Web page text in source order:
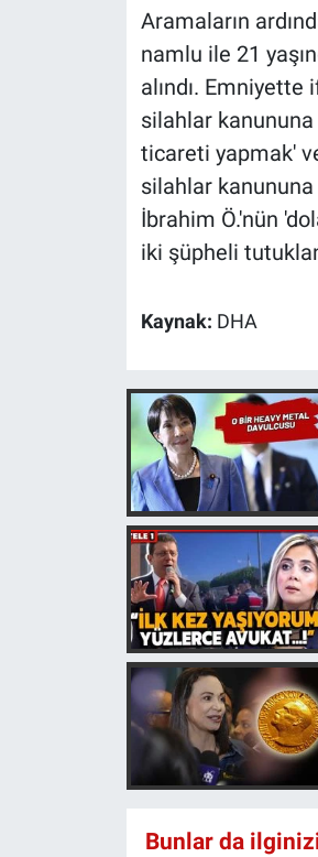
Aramaların
namlu ile 21
alındı.
silahlar
ticareti yapmak'
silahlar
İbrahim Ö.'nün
iki şüpheli
Kaynak: DHA
Bunlar da
Yerel Yaşam
Canlı Yayın